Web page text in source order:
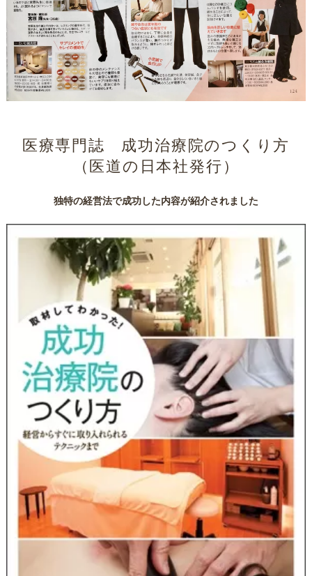
独特の経営法で成功した内容が紹介されました
医療専門誌 成功治療院のつくり方
（医道の日本社発行）